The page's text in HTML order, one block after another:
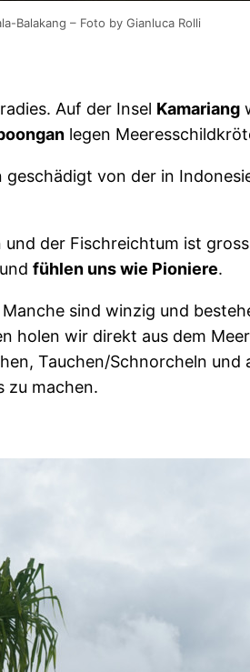
Balakang – Foto by Gianluca Rolli
Auf der Insel Kamariang
legen
von der in
der Fischreichtum ist
fühlen uns wie Pioniere.
sind winzig und
holen wir direkt aus dem
Tauchen/Schnorcheln und
zu machen.